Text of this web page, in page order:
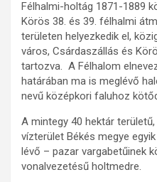
Félhalmi-holtág 1871-1889
Körös 38. és 39. félhalmi
területen helyezkedik el,
város, Csárdaszállás és
tartozva. A Félhalom
határában ma is meglévő
nevű középkori faluhoz
A mintegy 40 hektár
vízterület Békés megye
lévő – pazar vargabetűinek
vonalvezetésű holtmedre.